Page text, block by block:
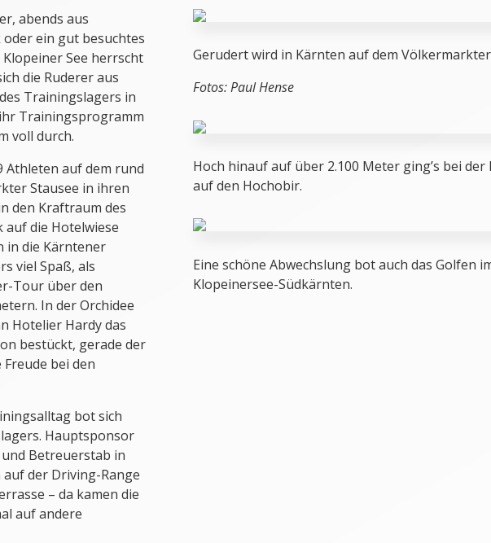
abends aus
ein gut besuchtes
See herrscht
die Ruderer aus
Trainingslagers in
Trainingsprogramm
voll durch.
Athleten auf dem rund
Stausee in ihren
den Kraftraum des
auf die Hotelwiese
in die Kärntener
viel Spaß, als
Tour über den
In der Orchidee
Hotelier Hardy das
bestückt, gerade der
bei den
bot sich
Hauptsponsor
Betreuerstab in
der Driving-Range
– da kamen die
auf andere
Gerudert wird in Kärnten auf dem Völkermarkter
Fotos: Paul Hense
Hoch hinauf auf über 2.100 Meter ging’s bei
auf den Hochobir.
Eine schöne Abwechslung bot auch das Golfen
Klopeinersee-Südkärnten.